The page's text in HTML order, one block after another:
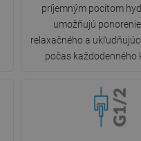
príjemným pocitom
umožňujú
relaxačného a
počas každodenného